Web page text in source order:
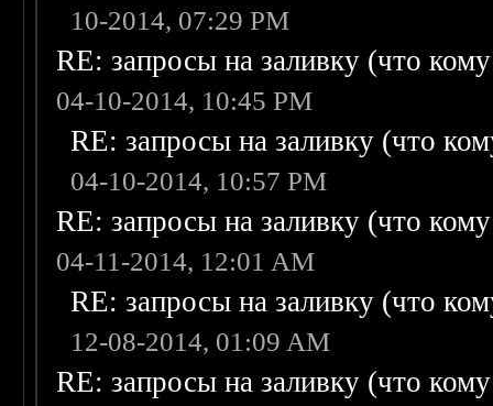
10-2014, 07:29 PM
RE: запросы на заливку (что
04-10-2014, 10:45 PM
RE: запросы на заливку (что
04-10-2014, 10:57 PM
RE: запросы на заливку (что
04-11-2014, 12:01 AM
RE: запросы на заливку (что
12-08-2014, 01:09 AM
RE: запросы на заливку (что